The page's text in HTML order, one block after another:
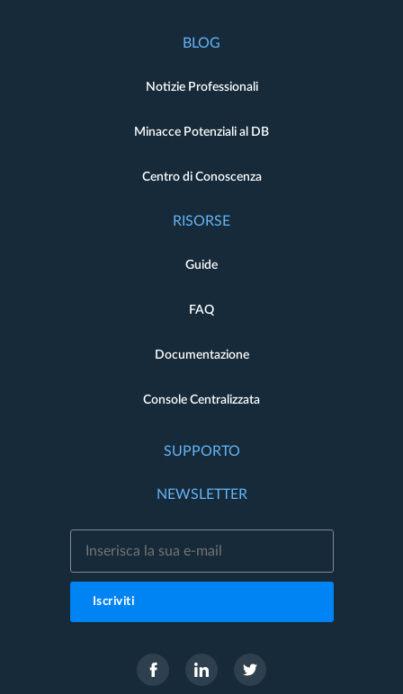
BLOG
Notizie Professionali
Minacce Potenziali al DB
Centro di Conoscenza
RISORSE
Guide
FAQ
Documentazione
Console Centralizzata
SUPPORTO
NEWSLETTER
Iscriviti